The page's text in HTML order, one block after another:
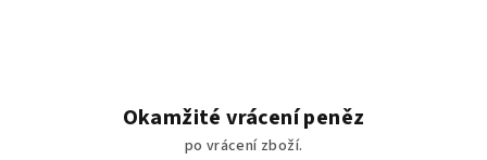
Okamžité vrácení peněz
po vrácení zboží.